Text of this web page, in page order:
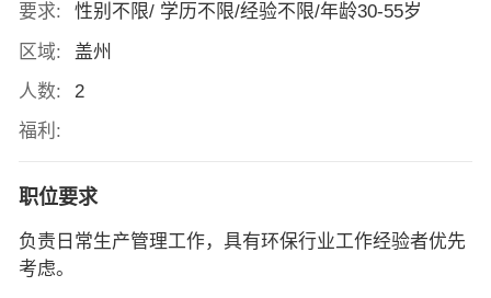
要求:
性别不限/ 学历不限/经验不限/年龄30-55岁
区域:
盖州
人数:
2
福利:
职位要求
负责日常生产管理工作，具有环保行业工作经验者优先
考虑。